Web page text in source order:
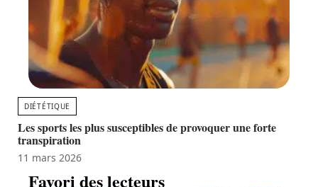
DIÉTÉTIQUE
Les sports les plus susceptibles de provoquer une forte
transpiration
11 mars 2026
Favori des lecteurs